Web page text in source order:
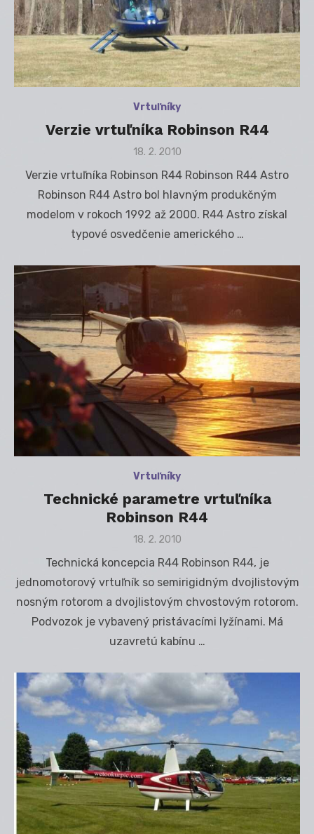
Vrtuľníky
Verzie vrtuľníka Robinson R44
Posted
18. 2. 2010
Verzie vrtuľníka Robinson R44 Robinson R44 Astro
Robinson R44 Astro bol hlavným produkčným
modelom v rokoch 1992 až 2000. R44 Astro získal
typové osvedčenie amerického …
Vrtuľníky
Technické parametre vrtuľníka
Robinson R44
Posted
18. 2. 2010
Technická koncepcia R44 Robinson R44, je
jednomotorový vrtuľník so semirigidným dvojlistovým
nosným rotorom a dvojlistovým chvostovým rotorom.
Podvozok je vybavený pristávacími lyžínami. Má
uzavretú kabínu …